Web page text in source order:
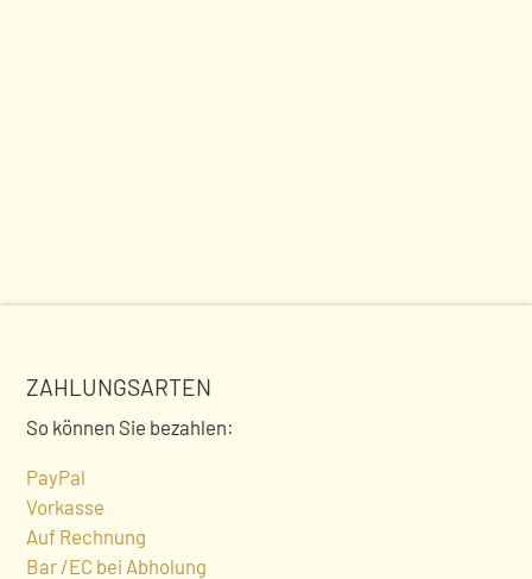
ZAHLUNGSARTEN
So können Sie bezahlen:
PayPal
Vorkasse
Auf Rechnung
Bar /EC bei Abholung